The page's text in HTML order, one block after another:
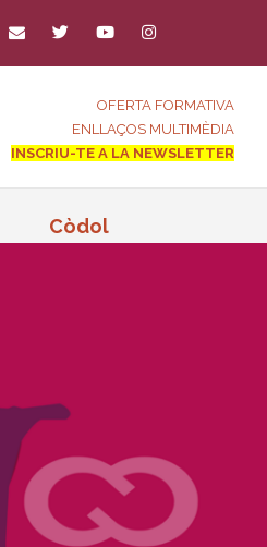
OFERTA FORMATIVA
ENLLAÇOS MULTIMÈDIA
INSCRIU-TE A LA NEWSLETTER
Còdol